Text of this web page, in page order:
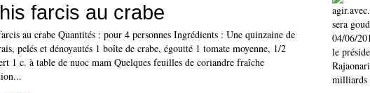
farcis au crabe
au crabe Quantités : pour 4 personnes Ingrédients : Une quinzaine de
pelés et dénoyautés 1 boîte de crabe, égoutté 1 tomate moyenne, 1/2
1 c. à table de nuoc mam Quelques feuilles de coriandre fraîche
sera
04/06/
le
milliards